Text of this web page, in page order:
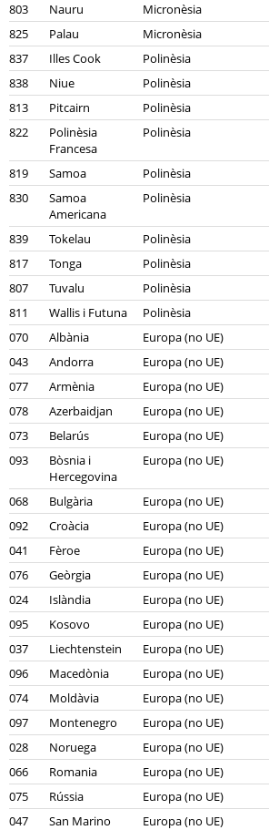
803
Nauru Micronèsia
825
Palau Micronèsia
837
Illes Cook Polinèsia
838
Niue Polinèsia
813
Pitcairn Polinèsia
822
Polinèsia
Francesa
Polinèsia
819 Samoa Polinèsia
830
Samoa
Americana
Polinèsia
839 Tokelau Polinèsia
817
Tonga Polinèsia
807
Tuvalu Polinèsia
811
Wallis i Futuna Polinèsia
070
Albània Europa (no UE)
043
Andorra Europa (no UE)
077
Armènia Europa (no UE)
078
Azerbaidjan Europa (no UE)
073
Belarús Europa (no UE)
093
Bòsnia i
Hercegovina
Europa (no UE)
068 Bulgària Europa (no UE)
092
Croàcia Europa (no UE)
041
Fèroe Europa (no UE)
076
Geòrgia Europa (no UE)
024
Islàndia Europa (no UE)
095
Kosovo Europa (no UE)
037
Liechtenstein Europa (no UE)
096
Macedònia Europa (no UE)
074
Moldàvia Europa (no UE)
097
Montenegro Europa (no UE)
028
Noruega Europa (no UE)
066
Romania Europa (no UE)
075
Rússia Europa (no UE)
047
San Marino Europa (no UE)